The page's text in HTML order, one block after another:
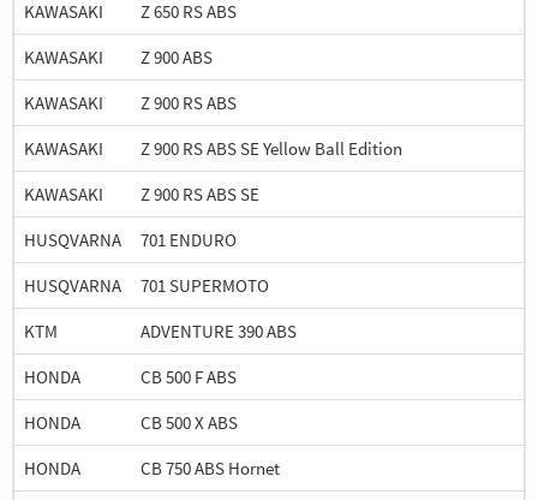
KAWASAKI
Z 650 RS ABS
KAWASAKI
Z 900 ABS
KAWASAKI
Z 900 RS ABS
KAWASAKI
Z 900 RS ABS SE Yellow Ball Edition
KAWASAKI
Z 900 RS ABS SE
HUSQVARNA
701 ENDURO
HUSQVARNA
701 SUPERMOTO
KTM
ADVENTURE 390 ABS
HONDA
CB 500 F ABS
HONDA
CB 500 X ABS
HONDA
CB 750 ABS Hornet